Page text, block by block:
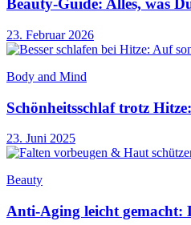
Beauty-Guide: Alles, was
23. Februar 2026
Body and Mind
Schönheitsschlaf trotz
23. Juni 2025
Beauty
Anti-Aging leicht gemacht: